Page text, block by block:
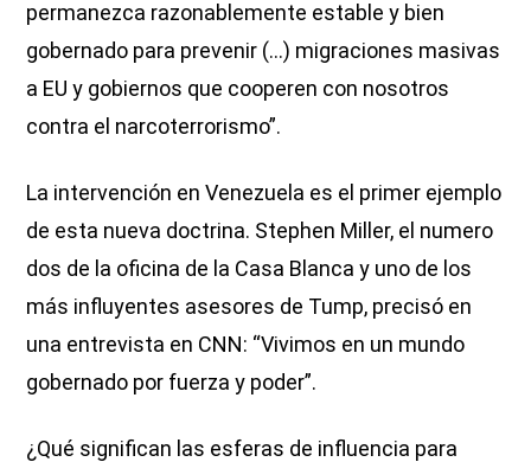
permanezca razonablemente estable y bien
gobernado para prevenir (…) migraciones masivas
a EU y gobiernos que cooperen con nosotros
contra el narcoterrorismo”.
La intervención en Venezuela es el primer ejemplo
de esta nueva doctrina. Stephen Miller, el numero
dos de la oficina de la Casa Blanca y uno de los
más influyentes asesores de Tump, precisó en
una entrevista en CNN: “Vivimos en un mundo
gobernado por fuerza y poder”.
¿Qué significan las esferas de influencia para